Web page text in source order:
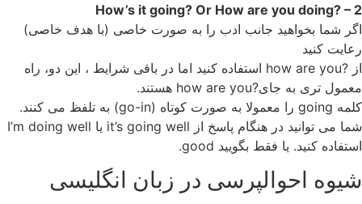
2 – ?How’s it going? Or How are you doing
اگر شما بخواهید جانب ادب را به صورت خاصی (با هدف خاصی)
رعایت کنید
از ?how are you استفاده کنید اما در باقی شرایط ، این دو، راه
معمول تری به جای?how are you هستند.
کلمه going را معمولا به صورت کوتاه (go-in) به تلفظ می کنند.
شما می توانید در هنگام پاسخ از it’s going well یا I’m doing well
استفاده کنید. یا فقط بگویید good.
شیوه احوالپرسی در زبان انگلیسی